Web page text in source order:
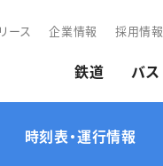
鉄道 バス
ース 企業情報 採用情報
時刻表・運行情報